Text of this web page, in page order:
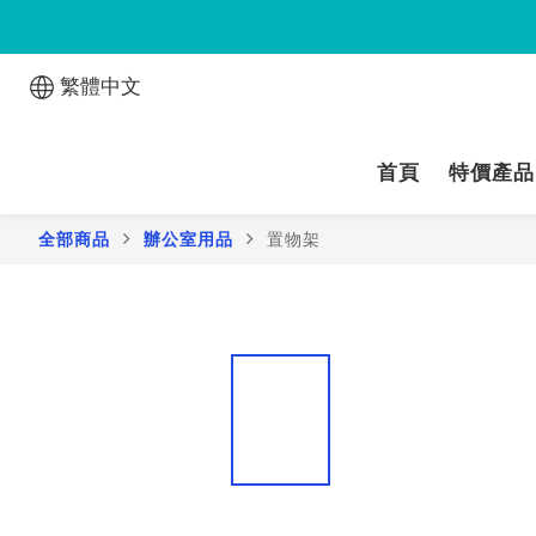
繁體中文
首頁 特價產品
全部商品 辦公室用品 置物架